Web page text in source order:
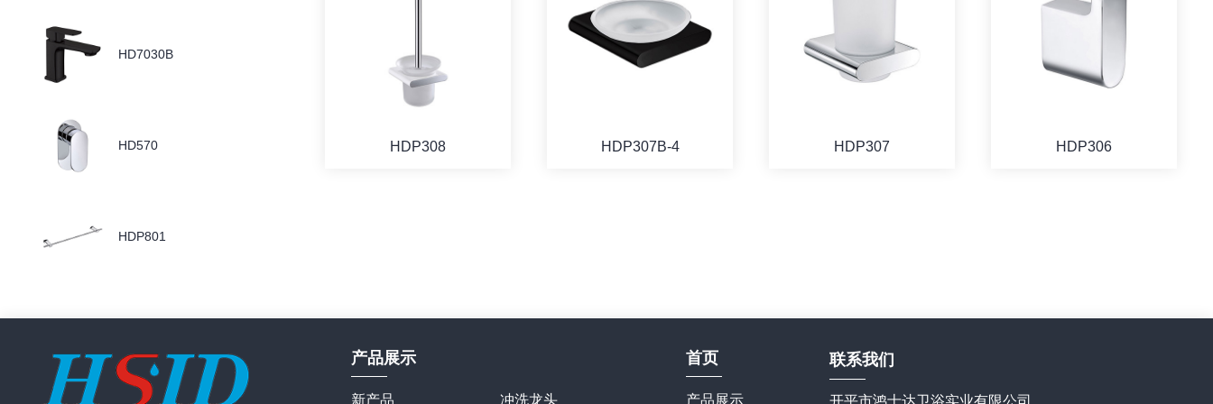
HD7030B
HD570
HDP801
HDP308 HDP307B-4 HDP307 HDP306
产品展示
新产品 冲洗龙头
首页
产品展示
联系我们
开平市鸿士达卫浴实业有限公司